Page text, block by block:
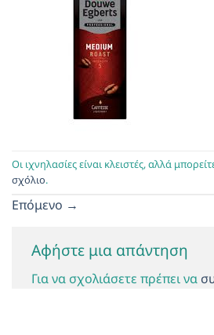
Οι ιχνηλασίες είναι κλειστές, αλλά
σχόλιο.
Επόμενο →
Αφήστε μια απάντηση
Για να σχολιάσετε πρέπει να